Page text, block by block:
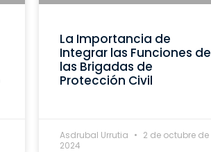
La Importancia de
Integrar las Funciones de
las Brigadas de
Protección Civil
Asdrubal Urrutia
2 de octubre de
2024